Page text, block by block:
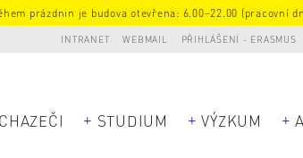
prázdnin je budova otevřena: 6.00–22.00 (pracovní
INTRANET WEBMAIL PŘIHLÁŠENÍ - ERASMUS
STUDIUM VÝZKUM